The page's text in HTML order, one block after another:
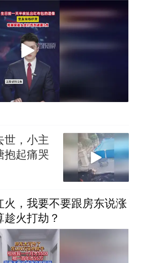
世，小主
抱起痛哭
火，我要不要跟房东说涨
火打劫？